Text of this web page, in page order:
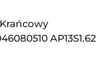
AP13S1.62